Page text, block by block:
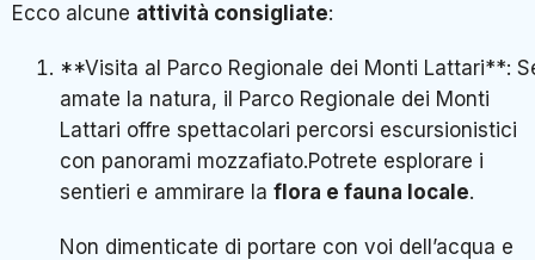
Ecco alcune attività consigliate:
**Visita al Parco Regionale dei Monti Lattari**:
amate la natura, il Parco Regionale dei Monti
Lattari offre spettacolari percorsi escursionistici
con panorami mozzafiato.Potrete esplorare i
sentieri e ammirare la flora e fauna locale.
Non dimenticate di portare con voi dell’acqua e